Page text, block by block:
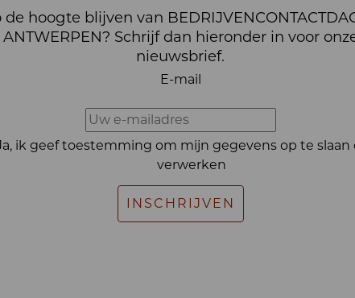
de hoogte blijven van
ANTWERPEN? Schrijf dan hieronder in voor
nieuwsbrief.
E-mail
ik geef toestemming om mijn gegevens op te slaan
verwerken
INSCHRIJVEN